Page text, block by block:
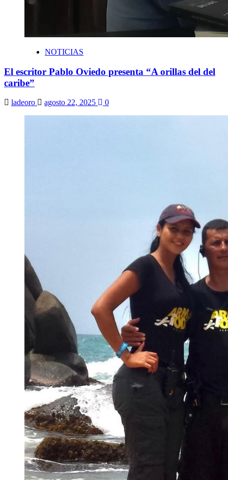
NOTICIAS
El escritor Pablo Oviedo presenta “A orillas del del
caribe”
ladeoro agosto 22, 2025 0